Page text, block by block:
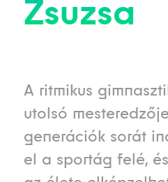
Zsuzsa
A ritmikus
utolsó
generációk sorát
el a sportág felé,